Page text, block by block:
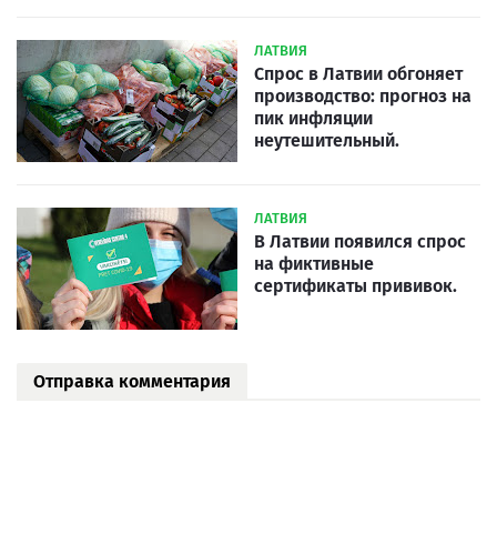
ЛАТВИЯ
Спрос в Латвии обгоняет
производство: прогноз на
пик инфляции
неутешительный.
ЛАТВИЯ
В Латвии появился спрос
на фиктивные
сертификаты прививок.
Отправка комментария